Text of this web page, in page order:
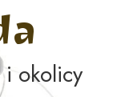
okolicy